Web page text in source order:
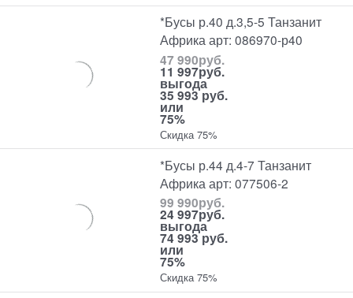
*Бусы р.40 д.3,5-5 Танзанит
Африка арт: 086970-р40
47 990руб.
11 997руб.
выгода
35 993 руб.
или
75%
Скидка 75%
*Бусы р.44 д.4-7 Танзанит
Африка арт: 077506-2
99 990руб.
24 997руб.
выгода
74 993 руб.
или
75%
Скидка 75%